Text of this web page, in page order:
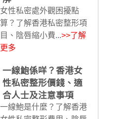
女性私密處外觀困擾點
算？了解香港私密整形項
目、陰唇縮小費...>>了解
更多
一線鮑係咩？香港女
性私密整形價錢、適
合人士及注意事項
一線鮑是什麼？了解香港